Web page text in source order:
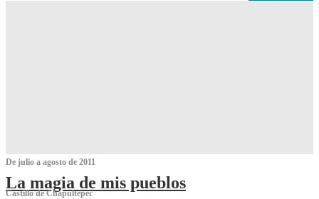
De julio a agosto de 2011
La magia de mis pueblos
Castillo de Chapultepec